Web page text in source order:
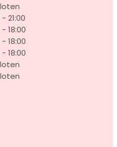
21:00
18:00
18:00
18:00